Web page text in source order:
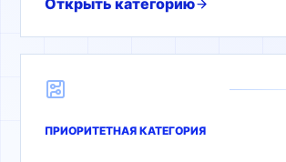
Открыть категорию
ПРИОРИТЕТНАЯ КАТЕГОРИЯ